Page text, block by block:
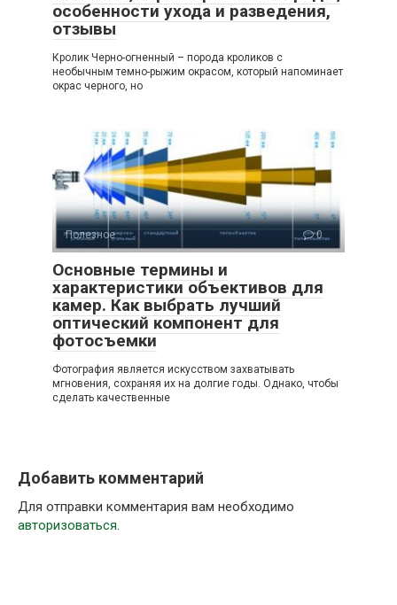
особенности ухода и разведения,
отзывы
Кролик Черно-огненный – порода кроликов с
необычным темно-рыжим окрасом, который напоминает
окрас черного, но
Полезное 0
Основные термины и
характеристики объективов для
камер. Как выбрать лучший
оптический компонент для
фотосъемки
Фотография является искусством захватывать
мгновения, сохраняя их на долгие годы. Однако, чтобы
сделать качественные
Добавить комментарий
Для отправки комментария вам необходимо
авторизоваться.